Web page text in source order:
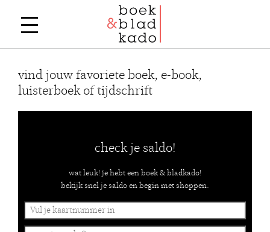
vind jouw favoriete boek, e-book,
luisterboek of tijdschrift
check je saldo!
wat leuk! je hebt een boek & bladkado!
bekijk snel je saldo en begin met shoppen.